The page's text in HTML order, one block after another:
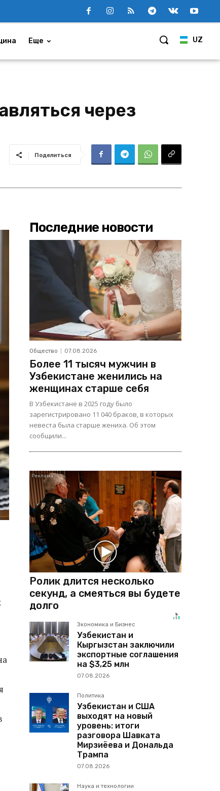
UZ
Еще
через
Поделиться
Последние новости
Общество 07.08.2026
Более 11 тысяч мужчин в
Узбекистане женились на
женщинах старше себя
В Узбекистане в 2025 году было
зарегистрировано 11 040 браков, в которых
невеста была старше жениха. Об этом
сообщили...
Ролик длится несколько
секунд, а смеяться вы будете
долго
Экономика и Бизнес
Узбекистан и
Кыргызстан заключили
экспортные соглашения
на $3,25 млн
07.08.2026
Политика
Узбекистан и США
выходят на новый
уровень: итоги
разговора Шавката
Мирзиёева и Дональда
Трампа
07.08.2026
Наука и технологии